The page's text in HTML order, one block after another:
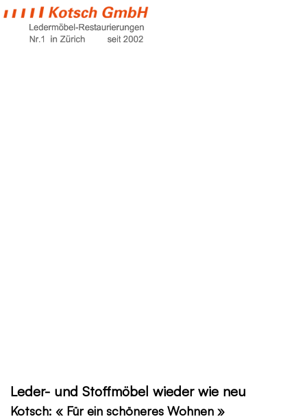
Leder- und Stoffmöbel wieder wie neu
Kotsch: « Für ein schöneres Wohnen »